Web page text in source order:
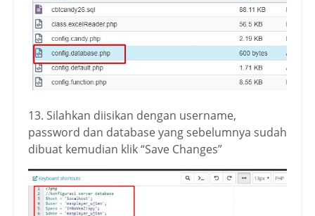
13. Silahkan diisikan dengan username,
password dan database yang sebelumnya sudah
dibuat kemudian klik “Save Changes”